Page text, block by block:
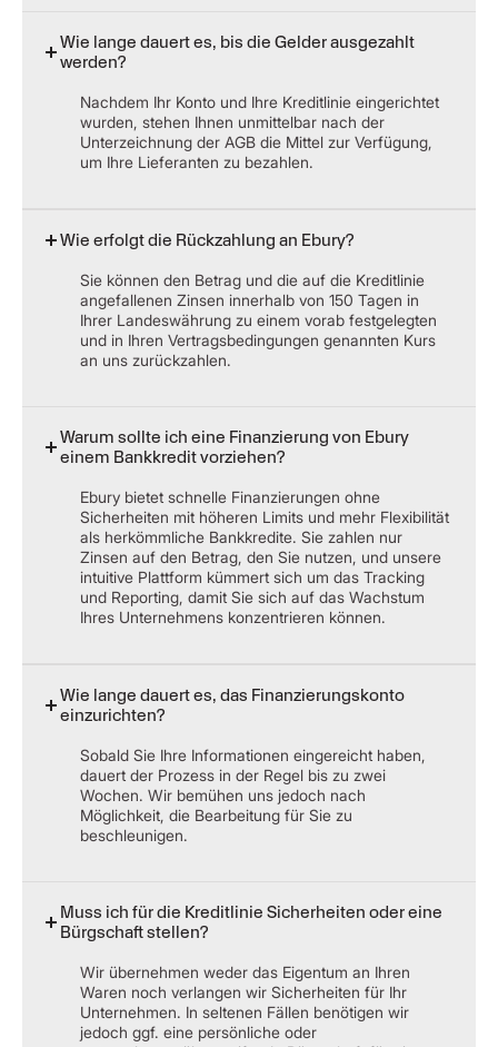
Wie lange dauert es, bis die Gelder ausgezahlt
werden?
Nachdem Ihr Konto und Ihre Kreditlinie eingerichtet
wurden, stehen Ihnen unmittelbar nach der
Unterzeichnung der AGB die Mittel zur Verfügung,
um Ihre Lieferanten zu bezahlen.
Wie erfolgt die Rückzahlung an Ebury?
Sie können den Betrag und die auf die Kreditlinie
angefallenen Zinsen innerhalb von 150 Tagen in
Ihrer Landeswährung zu einem vorab festgelegten
und in Ihren Vertragsbedingungen genannten Kurs
an uns zurückzahlen.
Warum sollte ich eine Finanzierung von Ebury
einem Bankkredit vorziehen?
Ebury bietet schnelle Finanzierungen ohne
Sicherheiten mit höheren Limits und mehr Flexibilität
als herkömmliche Bankkredite. Sie zahlen nur
Zinsen auf den Betrag, den Sie nutzen, und unsere
intuitive Plattform kümmert sich um das Tracking
und Reporting, damit Sie sich auf das Wachstum
Ihres Unternehmens konzentrieren können.
Wie lange dauert es, das Finanzierungskonto
einzurichten?
Sobald Sie Ihre Informationen eingereicht haben,
dauert der Prozess in der Regel bis zu zwei
Wochen. Wir bemühen uns jedoch nach
Möglichkeit, die Bearbeitung für Sie zu
beschleunigen.
Muss ich für die Kreditlinie Sicherheiten oder eine
Bürgschaft stellen?
Wir übernehmen weder das Eigentum an Ihren
Waren noch verlangen wir Sicherheiten für Ihr
Unternehmen. In seltenen Fällen benötigen wir
jedoch ggf. eine persönliche oder